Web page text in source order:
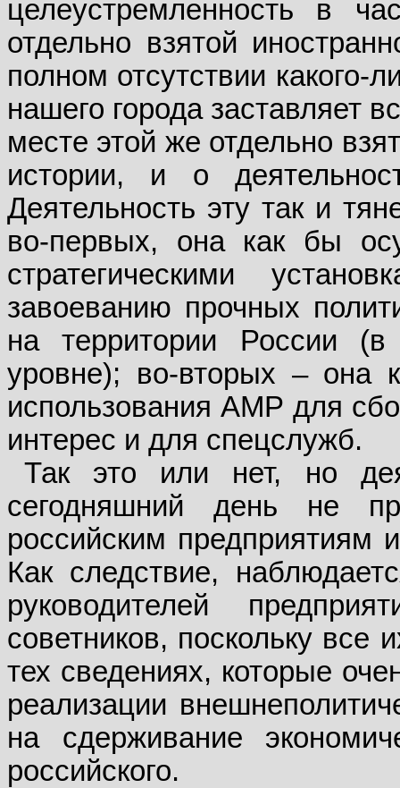
целеустремленность в
отдельно взятой
полном отсутствии какого-
нашего города заставляет
месте этой же отдельно
истории, и о
Деятельность эту так и
во-первых, она как бы
стратегическими
завоеванию прочных
на территории России
уровне); во-вторых – она
использования АМР для
интерес и для спецслужб.
Так это или нет, но
сегодняшний день не
российским предприятиям
Как следствие,
руководителей
советников, поскольку все
тех сведениях, которые
реализации
на сдерживание
российского.